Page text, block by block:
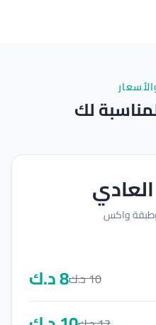
لك
واكس
10د.ك8د.ك